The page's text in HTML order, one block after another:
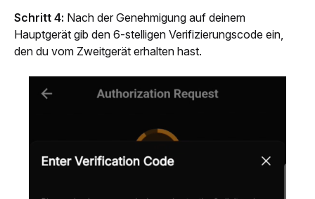
Schritt 4: Nach der Genehmigung auf deinem
Hauptgerät gib den 6-stelligen Verifizierungscode ein,
den du vom Zweitgerät erhalten hast.